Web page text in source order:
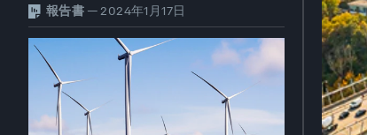
報告書 — 2024年1月17日